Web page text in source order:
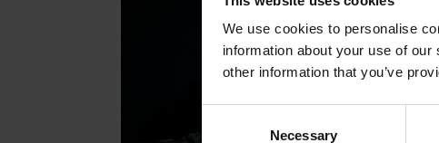
We use cookies to personalise
information about your use of
other information that you’ve
Necessary